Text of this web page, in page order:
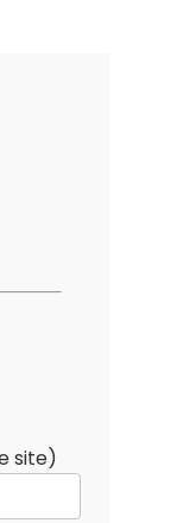
site)